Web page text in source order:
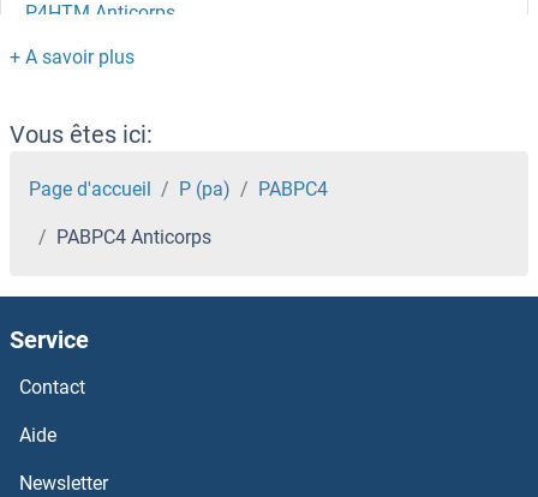
P4HTM Anticorps
P4HB Anticorps
P4HA3 Anticorps
P4HA2 Anticorps
P4HA1 Anticorps
P2RY8 Anticorps
P2RY6 Anticorps
Vous êtes ici:
Page d'accueil P (pa) PABPC4
PABPC4 Anticorps
Service
Contact
Aide
Newsletter